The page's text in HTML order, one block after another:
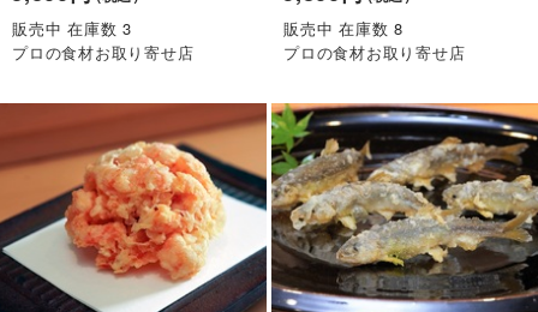
販売中 在庫数 3
プロの食材お取り寄せ店
販売中 在庫数 8
プロの食材お取り寄せ店